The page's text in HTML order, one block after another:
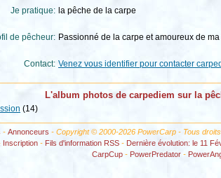
Je pratique: la pêche de la carpe
de pêcheur: Passionné de la carpe et amoureux de ma
Contact: Venez vous identifier pour contacter
L'album photos de carpediem sur la
(14)
- Annonceurs - Copyright © 2000-2026 PowerCarp - Tous
Inscription - Fils d'information RSS - Dernière évolution: le 11
CarpCup- PowerPredator-